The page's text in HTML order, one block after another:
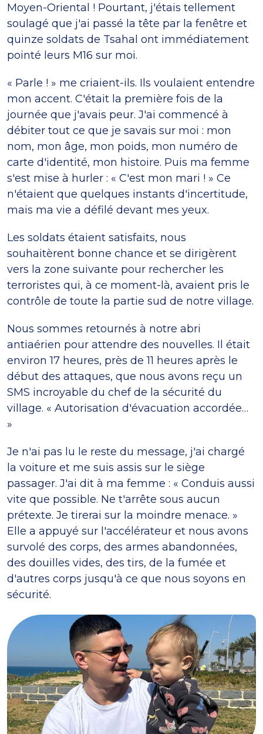
Moyen-Oriental ! Pourtant, j'étais tellement
soulagé que j'ai passé la tête par la fenêtre et
quinze soldats de Tsahal ont immédiatement
pointé leurs M16 sur moi.
« Parle ! » me criaient-ils. Ils voulaient entendre
mon accent. C'était la première fois de la
journée que j'avais peur. J'ai commencé à
débiter tout ce que je savais sur moi : mon
nom, mon âge, mon poids, mon numéro de
carte d'identité, mon histoire. Puis ma femme
s'est mise à hurler : « C'est mon mari ! » Ce
n'étaient que quelques instants d'incertitude,
mais ma vie a défilé devant mes yeux.
Les soldats étaient satisfaits, nous
souhaitèrent bonne chance et se dirigèrent
vers la zone suivante pour rechercher les
terroristes qui, à ce moment-là, avaient pris le
contrôle de toute la partie sud de notre village.
Nous sommes retournés à notre abri
antiaérien pour attendre des nouvelles. Il était
environ 17 heures, près de 11 heures après le
début des attaques, que nous avons reçu un
SMS incroyable du chef de la sécurité du
village. « Autorisation d'évacuation accordée…
»
Je n'ai pas lu le reste du message, j'ai chargé
la voiture et me suis assis sur le siège
passager. J'ai dit à ma femme : « Conduis aussi
vite que possible. Ne t'arrête sous aucun
prétexte. Je tirerai sur la moindre menace. »
Elle a appuyé sur l'accélérateur et nous avons
survolé des corps, des armes abandonnées,
des douilles vides, des tirs, de la fumée et
d'autres corps jusqu'à ce que nous soyons en
sécurité.